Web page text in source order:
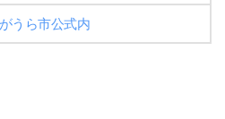
うら市公式内